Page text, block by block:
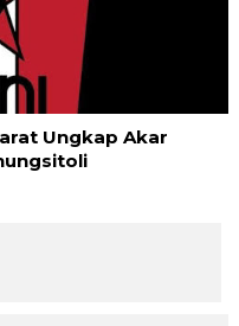
Ungkap Akar